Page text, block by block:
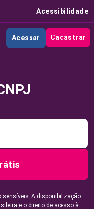
Acessibilidade
Acessar Cadastrar
sensíveis. A disponibilização
e o direito de acesso à